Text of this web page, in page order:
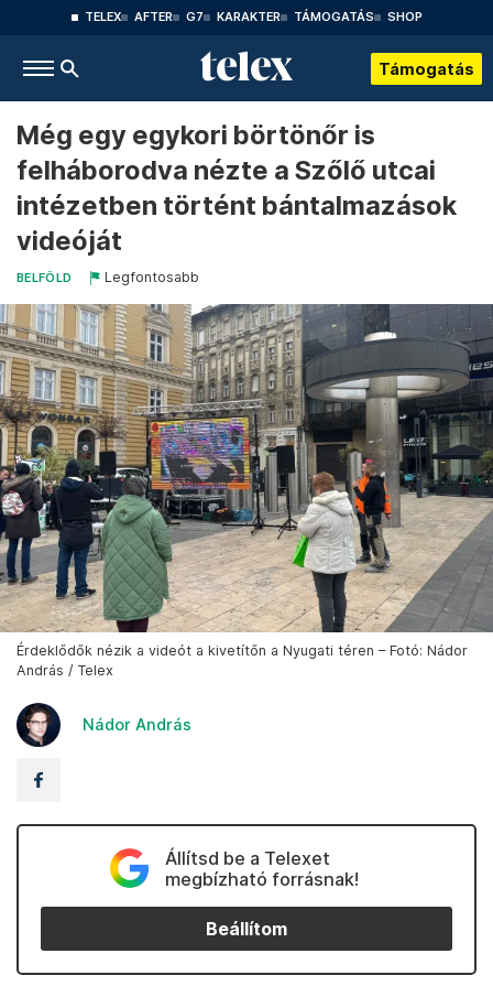
TELEX AFTER G7 KARAKTER TÁMOGATÁS SHOP
Támogatás
Még egy egykori börtönőr is
felháborodva nézte a Szőlő utcai
intézetben történt bántalmazások
videóját
BELFÖLD Legfontosabb
Érdeklődők nézik a videót a kivetítőn a Nyugati téren – Fotó: Nádor
András / Telex
Nádor András
Állítsd be a Telexet
megbízható forrásnak!
Beállítom